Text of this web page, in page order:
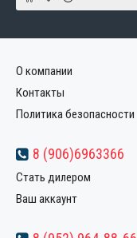
О компании
Контакты
Политика безопасности
8 (906)6963366
Стать дилером
Ваш аккаунт